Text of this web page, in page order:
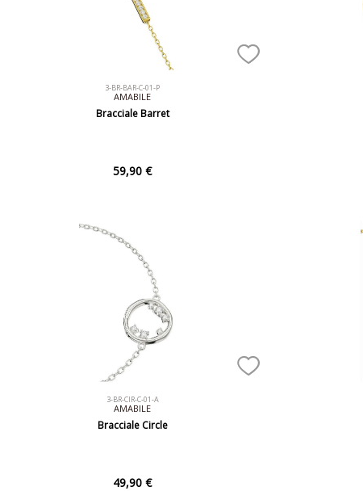
3-BR-BAR-C-01-P
AMABILE
Bracciale Barret
59,90 €
3-BR-CIR-C-01-A
AMABILE
Bracciale Circle
49,90 €